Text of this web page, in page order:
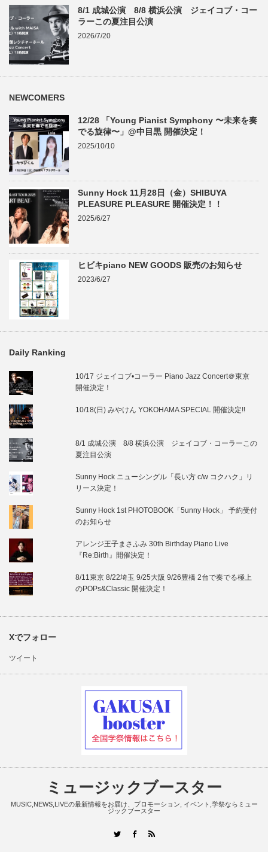
8/1 成城公演 8/8 横浜公演 ジェイコブ・コー
ラーこの夏注目公演
2026/7/20
NEWCOMERS
12/28 「Young Pianist Symphony 〜未来を奏
でる旋律〜」@中目黒 開催決定！
2025/10/10
Sunny Hock 11月28日（金）SHIBUYA
PLEASURE PLEASURE 開催決定！！
2025/6/27
ヒビキpiano NEW GOODS 販売のお知らせ
2023/6/27
Daily Ranking
10/17 ジェイコブ•コーラー Piano Jazz Concert＠東京
開催決定！
10/18(日) みやけん YOKOHAMA SPECIAL 開催決定!!
8/1 成城公演 8/8 横浜公演 ジェイコブ・コーラーこの
夏注目公演
Sunny Hock ニューシングル「長い方 c/w コクハク」リ
リース決定！
Sunny Hock 1st PHOTOBOOK「5unny Hock」 予約受付
のお知らせ
アレンジ王子まさふみ 30th Birthday Piano Live
『Re:Birth』開催決定！
8/11東京 8/22埼玉 9/25大阪 9/26豊橋 2台で奏でる極上
のPOPs&Classic 開催決定！
Xでフォロー
ツイート
ミュージックブースター
MUSIC,NEWS,LIVEの最新情報をお届け、プロモーション, イベント,学祭ならミュー
ジックブースター
TwitterFacebook